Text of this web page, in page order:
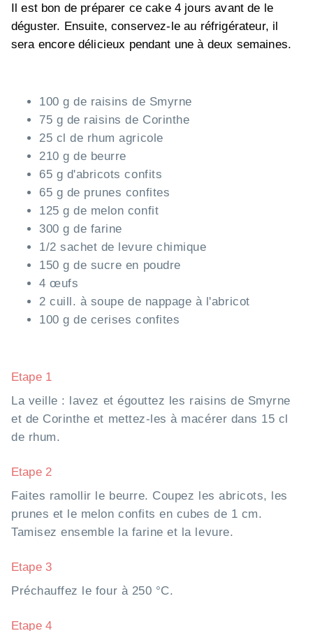
Il est bon de préparer ce cake 4 jours avant de le
déguster. Ensuite, conservez-le au réfrigérateur, il
sera encore délicieux pendant une à deux semaines.
100 g de raisins de Smyrne
75 g de raisins de Corinthe
25 cl de rhum agricole
210 g de beurre
65 g d'abricots confits
65 g de prunes confites
125 g de melon confit
300 g de farine
1/2 sachet de levure chimique
150 g de sucre en poudre
4 œufs
2 cuill. à soupe de nappage à l'abricot
100 g de cerises confites
Etape 1
La veille : lavez et égouttez les raisins de Smyrne
et de Corinthe et mettez-les à macérer dans 15 cl
de rhum.
Etape 2
Faites ramollir le beurre. Coupez les abricots, les
prunes et le melon confits en cubes de 1 cm.
Tamisez ensemble la farine et la levure.
Etape 3
Préchauffez le four à 250 °C.
Etape 4